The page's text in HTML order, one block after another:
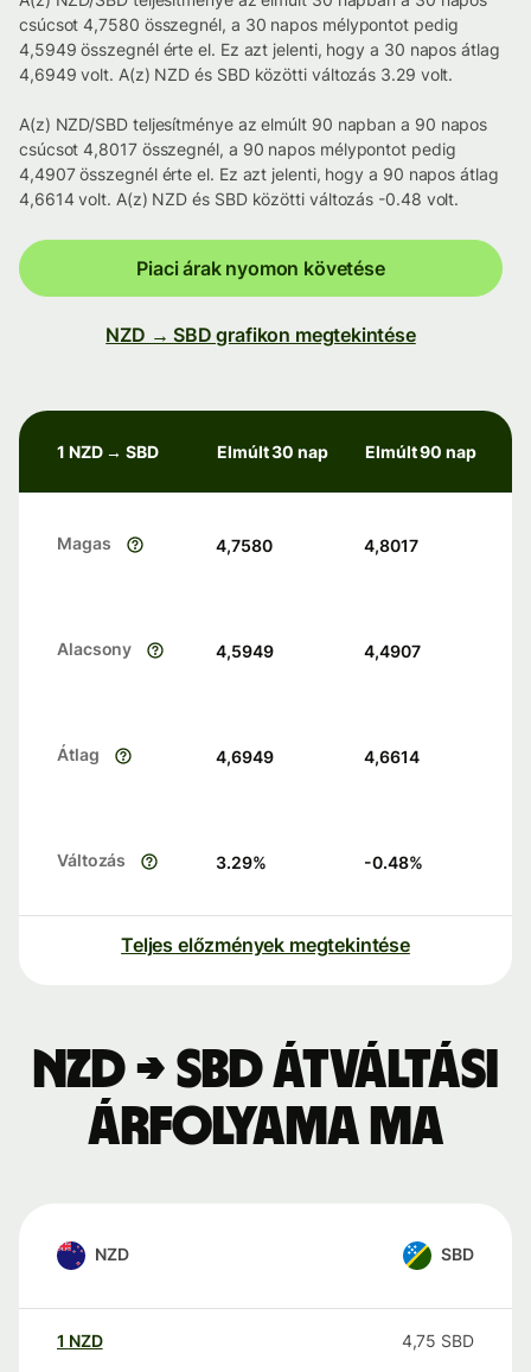
csúcsot 4,7580 összegnél, a 30 napos mélypontot pedig
4,5949 összegnél érte el. Ez azt jelenti, hogy a 30 napos átlag
4,6949 volt. A(z) NZD és SBD közötti változás 3.29 volt.
A(z) NZD/SBD teljesítménye az elmúlt 90 napban a 90 napos
csúcsot 4,8017 összegnél, a 90 napos mélypontot pedig
4,4907 összegnél érte el. Ez azt jelenti, hogy a 90 napos átlag
4,6614 volt. A(z) NZD és SBD közötti változás -0.48 volt.
Piaci árak nyomon követése
NZD → SBD grafikon megtekintése
1 NZD → SBD Elmúlt 30 nap Elmúlt 90 nap
Magas 4,7580 4,8017
Alacsony 4,5949 4,4907
Átlag 4,6949 4,6614
Változás 3.29% -0.48%
Teljes előzmények megtekintése
NZD → SBD átváltási
árfolyama ma
NZD SBD
1 NZD 4,75 SBD